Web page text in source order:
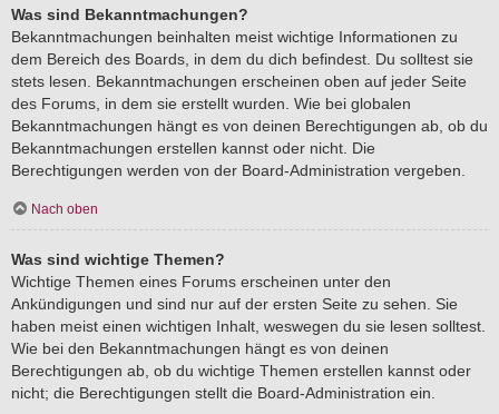
Was sind Bekanntmachungen?
Bekanntmachungen beinhalten meist wichtige Informationen zu
dem Bereich des Boards, in dem du dich befindest. Du solltest sie
stets lesen. Bekanntmachungen erscheinen oben auf jeder Seite
des Forums, in dem sie erstellt wurden. Wie bei globalen
Bekanntmachungen hängt es von deinen Berechtigungen ab, ob du
Bekanntmachungen erstellen kannst oder nicht. Die
Berechtigungen werden von der Board-Administration vergeben.
Nach oben
Was sind wichtige Themen?
Wichtige Themen eines Forums erscheinen unter den
Ankündigungen und sind nur auf der ersten Seite zu sehen. Sie
haben meist einen wichtigen Inhalt, weswegen du sie lesen solltest.
Wie bei den Bekanntmachungen hängt es von deinen
Berechtigungen ab, ob du wichtige Themen erstellen kannst oder
nicht; die Berechtigungen stellt die Board-Administration ein.